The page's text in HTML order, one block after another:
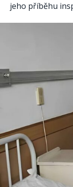
jeho příběhu